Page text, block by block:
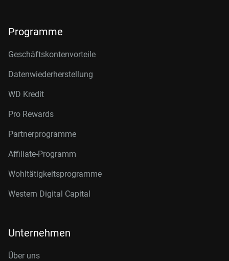
Programme
Geschäftskontenvorteile
Datenwiederherstellung
WD Kredit
Pro Rewards
Partnerprogramme
Affiliate-Programm
Wohltätigkeitsprogramme
Western Digital Capital
Unternehmen
Über uns